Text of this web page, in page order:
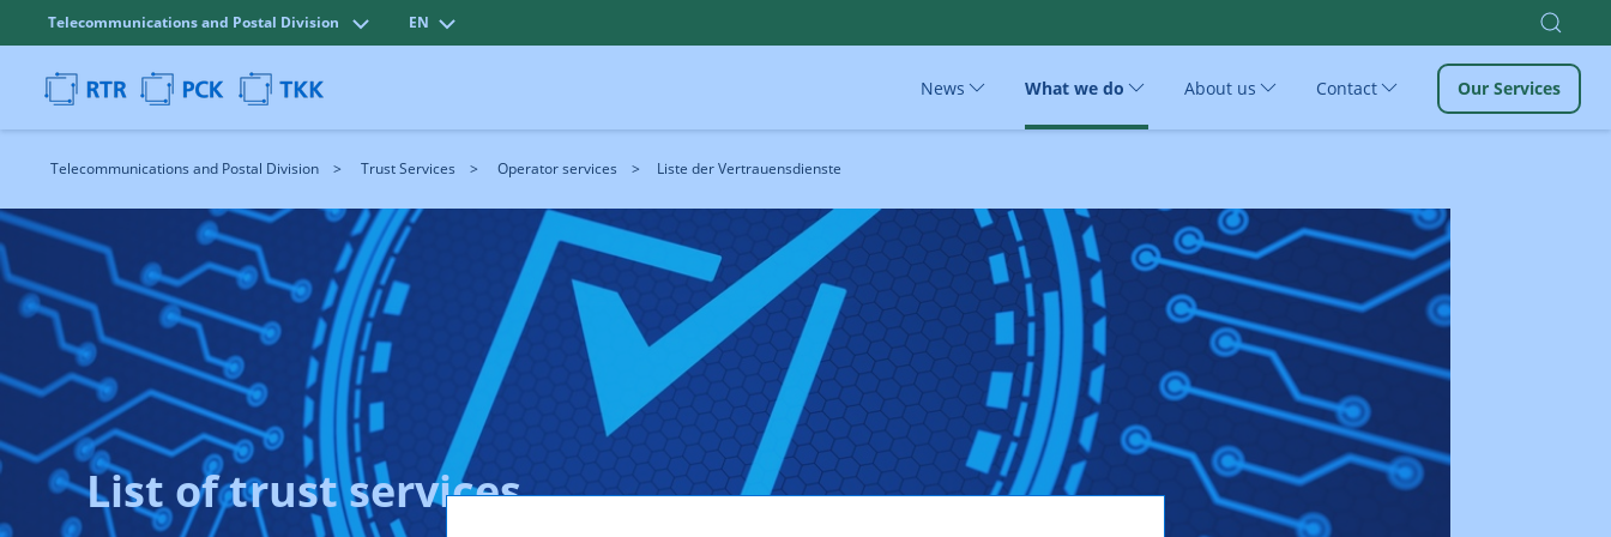
Telecommunications and Postal Division EN
News What we do About us Contact Our Services
Telecommunications and Postal Division Trust Services Operator services Liste der Vertrauensdienste
List of trust services